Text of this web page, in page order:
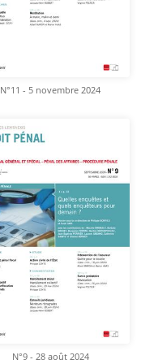
N°11 - 5 novembre 2024
N°9 - 28 août 2024